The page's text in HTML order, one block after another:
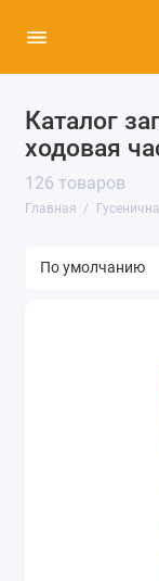
Каталог
ходовая
126 товаров
Главная